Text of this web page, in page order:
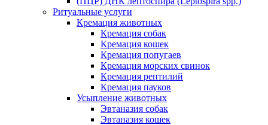
Ритуальные услуги
Кремация животных
Кремация собак
Кремация кошек
Кремация попугаев
Кремация морских свинок
Кремация рептилий
Кремация пауков
Усыпление животных
Эвтаназия собак
Эвтаназия кошек